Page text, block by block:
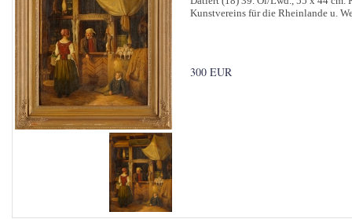
Kunstvereins für die Rheinlande u.
300 EUR